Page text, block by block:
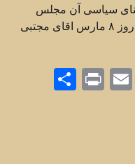
سیاسی آن مجلس
خبرگان در اجلاس فوق العاده خود در روز ۸ مارس اقای مجتبی
Mastodon
Email
Print